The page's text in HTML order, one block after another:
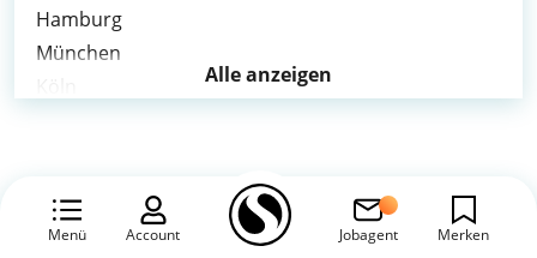
Menü Account Jobagent Merken
Hamburg
München
Dortmund
Alle anzeigen